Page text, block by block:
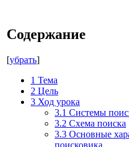
Содержание
[убрать]
1 Тема
2 Цель
3 Ход урока
3.1 Системы
3.2 Схема поиска
3.3 Основные
поисковика